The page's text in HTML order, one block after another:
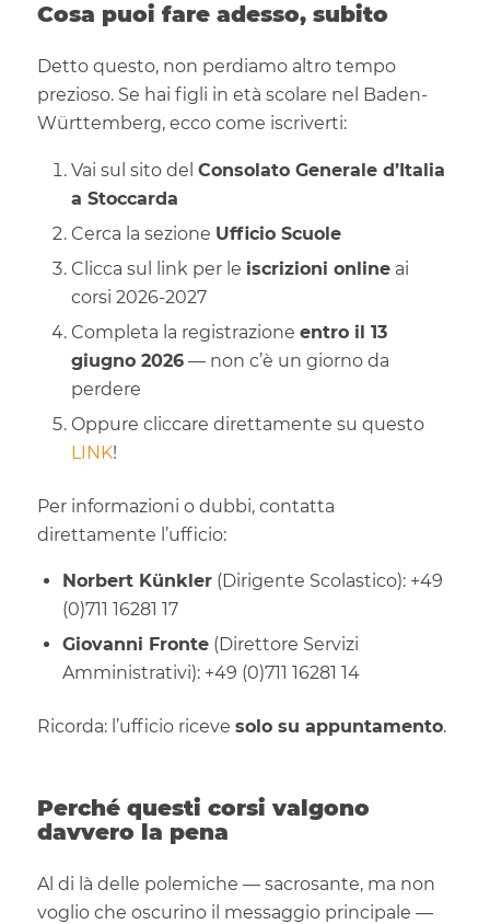
Cosa puoi fare adesso, subito
Detto questo, non perdiamo altro tempo
prezioso. Se hai figli in età scolare nel Baden-
Württemberg, ecco come iscriverti:
Vai sul sito del Consolato Generale d’Italia
a Stoccarda
Cerca la sezione Ufficio Scuole
Clicca sul link per le iscrizioni onlineai
corsi 2026-2027
Completa la registrazione entro il 13
giugno 2026— non c’è un giorno da
perdere
Oppure cliccare direttamente su questo
LINK!
Per informazioni o dubbi, contatta
direttamente l’ufficio:
Norbert Künkler(Dirigente Scolastico): +49
(0)711 16281 17
Giovanni Fronte(Direttore Servizi
Amministrativi): +49 (0)711 16281 14
Ricorda: l’ufficio riceve solo su appuntamento.
Perché questi corsi valgono
davvero la pena
Al di là delle polemiche — sacrosante, ma non
voglio che oscurino il messaggio principale —